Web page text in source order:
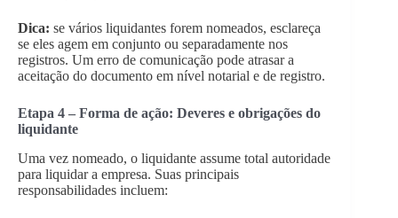
Dica: se vários liquidantes forem nomeados, esclareça
se eles agem em conjunto ou separadamente nos
registros. Um erro de comunicação pode atrasar a
aceitação do documento em nível notarial e de registro.
Etapa 4 – Forma de ação: Deveres e obrigações do
liquidante
Uma vez nomeado, o liquidante assume total autoridade
para liquidar a empresa. Suas principais
responsabilidades incluem: